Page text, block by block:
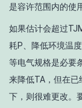
是容许范围内的使
如果估计会超过T
耗P、降低环境温
等电气规格是必要
来降低TA ，但在
下，则很难更改。